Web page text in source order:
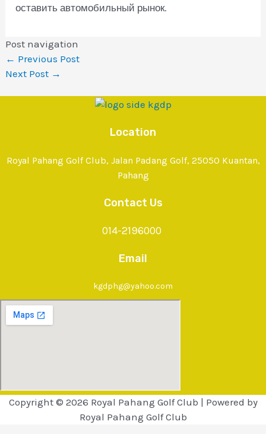
оставить автомобильный рынок.
Post navigation
← Previous Post
Next Post →
Location
Royal Pahang Golf Club, Jalan Padang Golf, 25050 Kuantan,
Pahang
Contact Us
014-2196000
Email
kgdphg@yahoo.com
Copyright © 2026 Royal Pahang Golf Club | Powered by
Royal Pahang Golf Club